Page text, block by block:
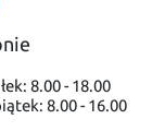
8.00 - 18.00
8.00 - 16.00